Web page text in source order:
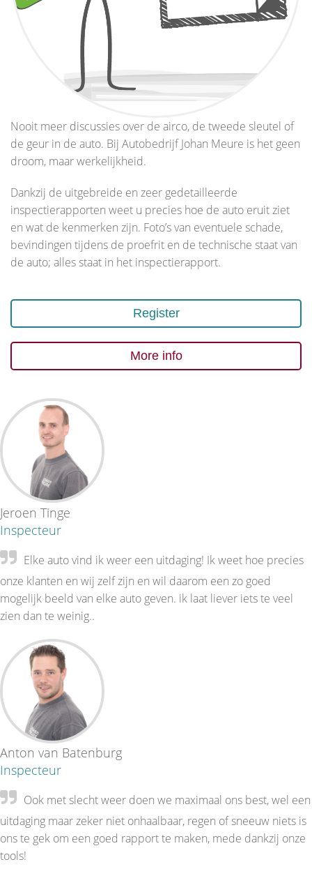
Nooit meer discussies over de airco, de tweede sleutel of
de geur in de auto. Bij Autobedrijf Johan Meure is het geen
droom, maar werkelijkheid.
Dankzij de uitgebreide en zeer gedetailleerde
inspectierapporten weet u precies hoe de auto eruit ziet
en wat de kenmerken zijn. Foto’s van eventuele schade,
bevindingen tijdens de proefrit en de technische staat van
de auto; alles staat in het inspectierapport.
Register
More info
Jeroen Tinge
Inspecteur
Elke auto vind ik weer een uitdaging! Ik weet hoe precies
onze klanten en wij zelf zijn en wil daarom een zo goed
mogelijk beeld van elke auto geven. ik laat liever iets te veel
zien dan te weinig..
Anton van Batenburg
Inspecteur
Ook met slecht weer doen we maximaal ons best, wel een
uitdaging maar zeker niet onhaalbaar, regen of sneeuw niets is
ons te gek om een goed rapport te maken, mede dankzij onze
tools!